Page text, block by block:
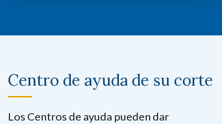
Centro de ayuda de su corte
Los Centros de ayuda pueden dar